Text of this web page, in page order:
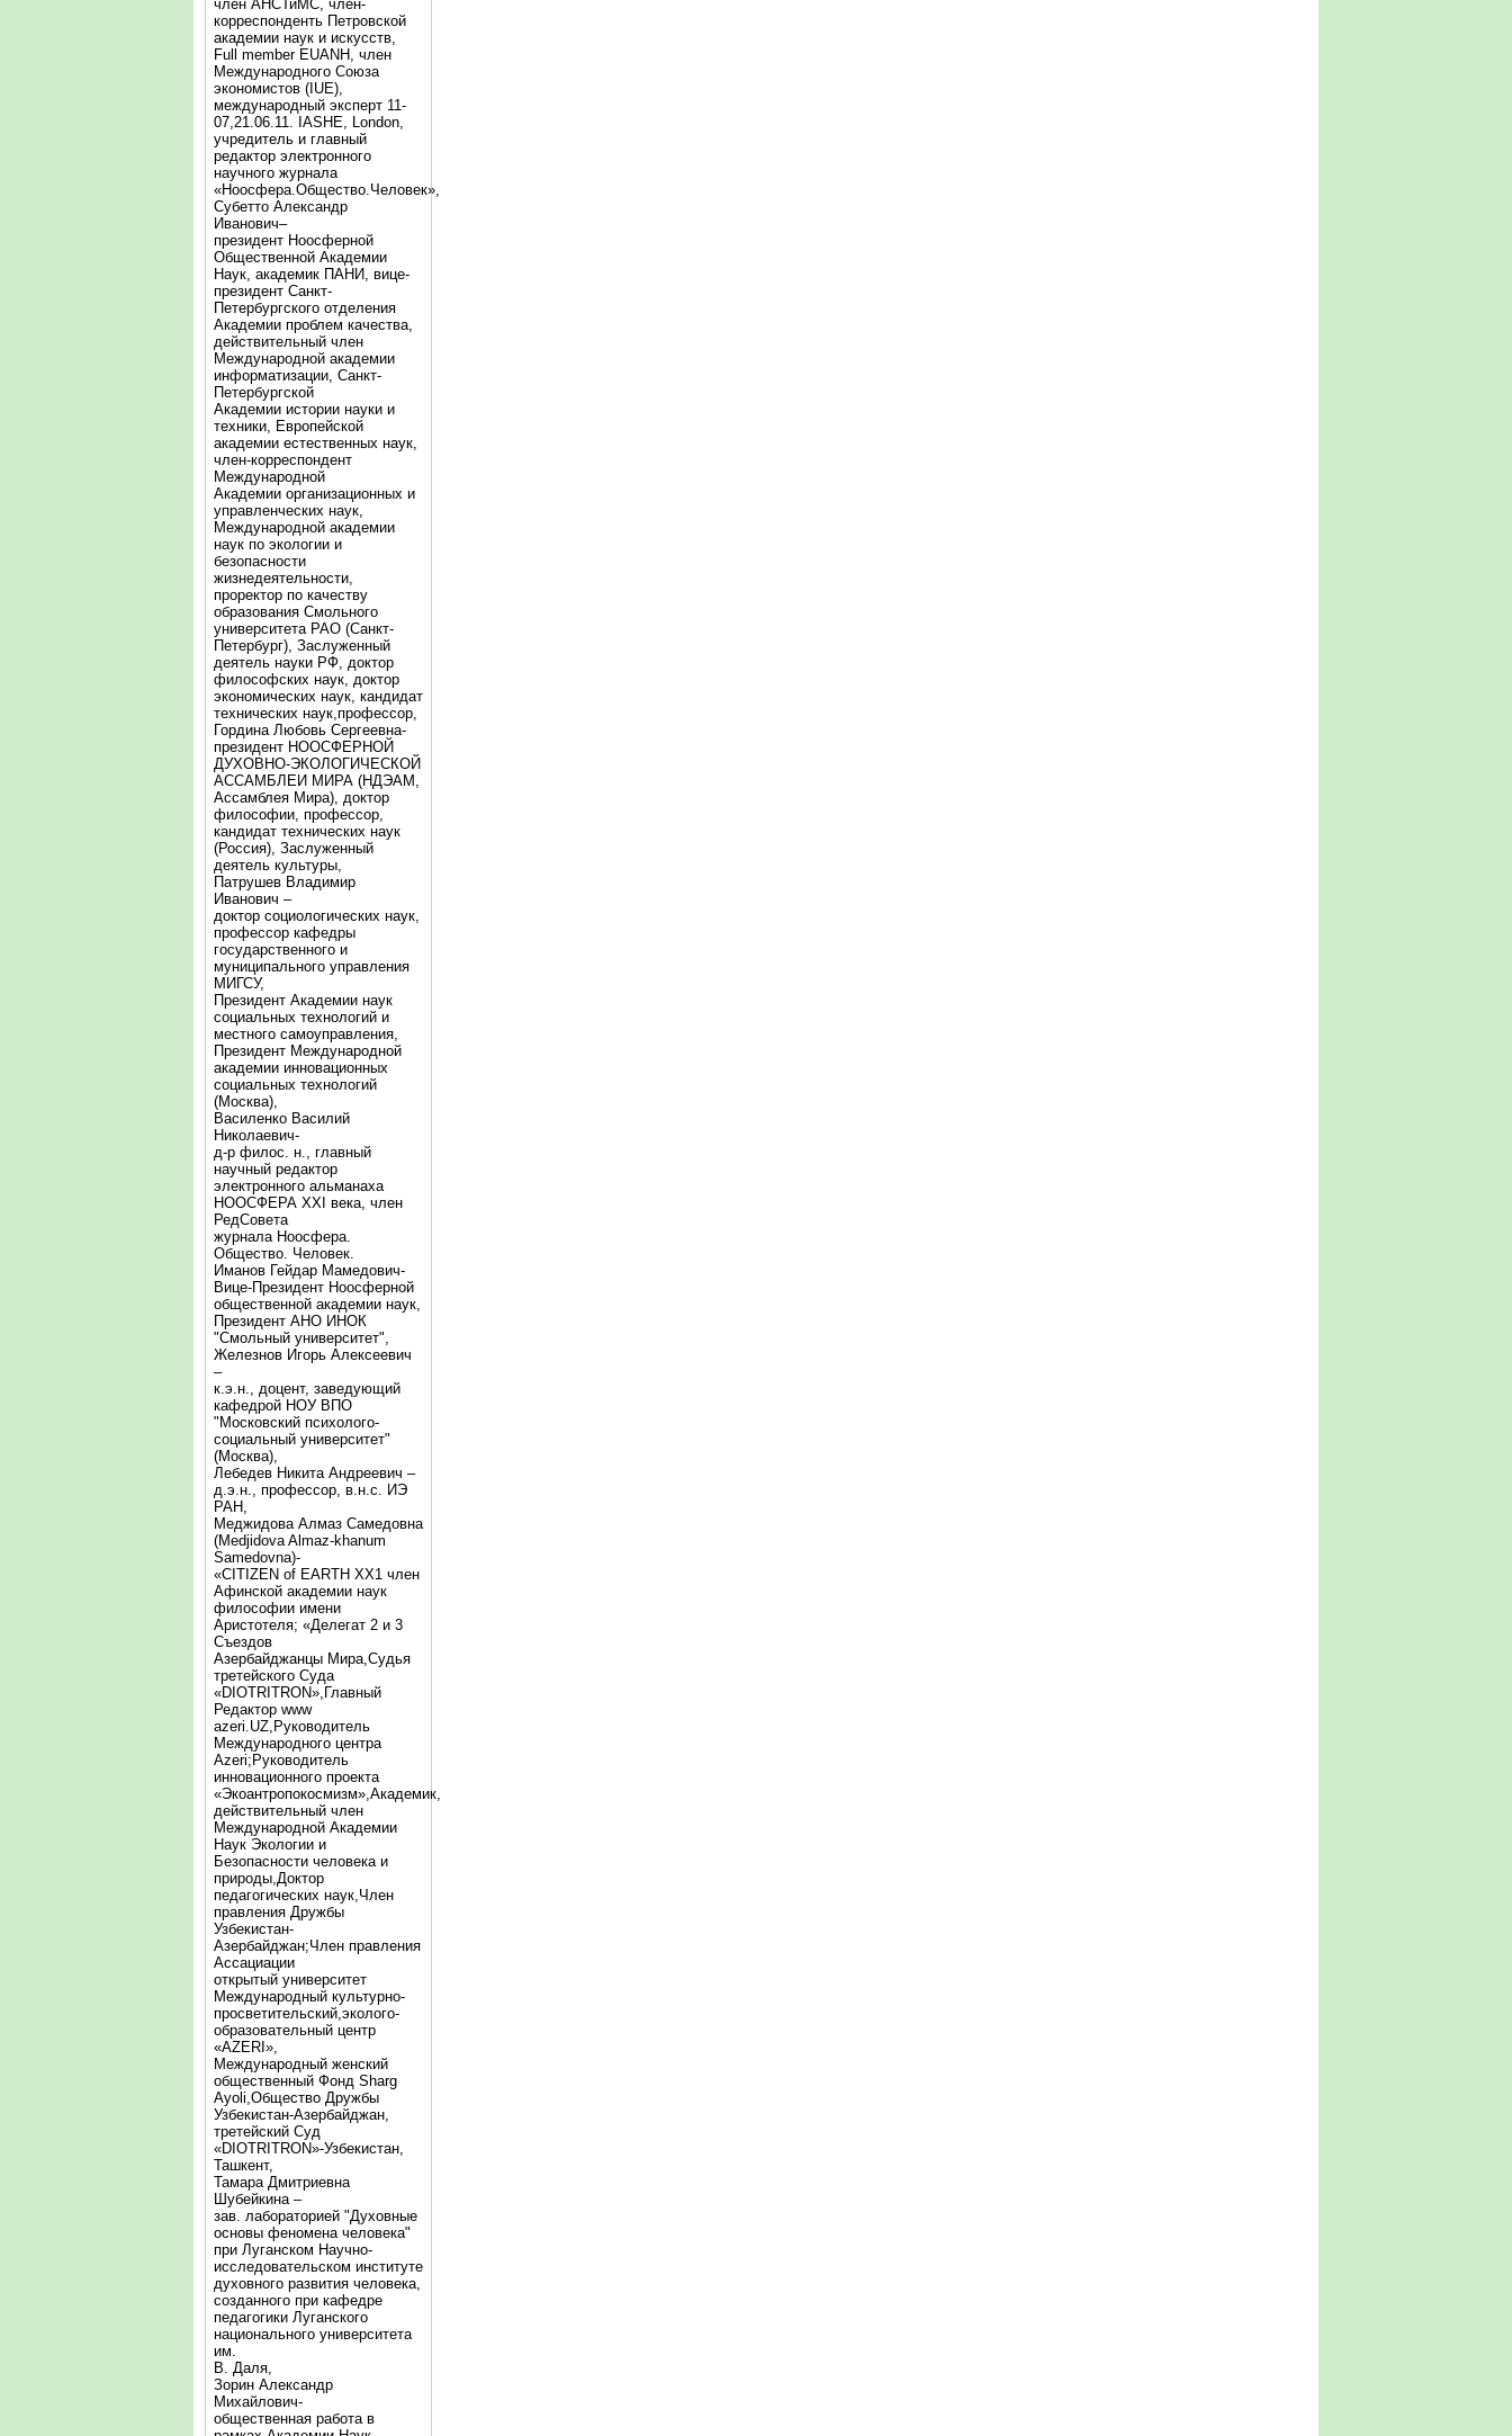
член АНСТиМС, член-
корреспонденть Петровской
академии наук и искусств,
Full member EUANH, член
Международного Союза
экономистов (IUE),
международный эксперт 11-
07,21.06.11. IASHE, London,
учредитель и главный
редактор электронного
научного журнала
«Ноосфера.Общество.Человек»,
Субетто Александр
Иванович–
президент Ноосферной
Общественной Академии
Наук, академик ПАНИ, вице-
президент Санкт-
Петербургского отделения
Академии проблем качества,
действительный член
Международной академии
информатизации, Санкт-
Петербургской
Академии истории науки и
техники, Европейской
академии естественных наук,
член-корреспондент
Международной
Академии организационных и
управленческих наук,
Международной академии
наук по экологии и
безопасности
жизнедеятельности,
проректор по качеству
образования Смольного
университета РАО (Санкт-
Петербург), Заслуженный
деятель науки РФ, доктор
философских наук, доктор
экономических наук, кандидат
технических наук,профессор,
Гордина Любовь Сергеевна-
президент НООСФЕРНОЙ
ДУХОВНО-ЭКОЛОГИЧЕСКОЙ
АССАМБЛЕИ МИРА (НДЭАМ,
Ассамблея Мира), доктор
философии, профессор,
кандидат технических наук
(Россия), Заслуженный
деятель культуры,
Патрушев Владимир
Иванович –
доктор социологических наук,
профессор кафедры
государственного и
муниципального управления
МИГСУ,
Президент Академии наук
социальных технологий и
местного самоуправления,
Президент Международной
академии инновационных
социальных технологий
(Москва),
Василенко Василий
Николаевич-
д-р филос. н., главный
научный редактор
электронного альманаха
НООСФЕРА XXI века, член
РедСовета
журнала Ноосфера.
Общество. Человек.
Иманов Гейдар Мамедович-
Вице-Президент Ноосферной
общественной академии наук,
Президент АНО ИНОК
"Смольный университет",
Железнов Игорь Алексеевич
–
к.э.н., доцент, заведующий
кафедрой НОУ ВПО
"Московский психолого-
социальный университет"
(Москва),
Лебедев Никита Андреевич –
д.э.н., профессор, в.н.с. ИЭ
РАН,
Меджидова Алмаз Самедовна
(Medjidova Almaz-khanum
Samedovna)-
«CITIZEN of EARTH XX1 член
Афинской академии наук
философии имени
Аристотеля; «Делегат 2 и 3
Съездов
Азербайджанцы Мира,Судья
третейского Суда
«DIOTRITRON»,Главный
Редактор www
azeri.UZ,Руководитель
Международного центра
Аzeri;Руководитель
инновационного проекта
«Экоантропокосмизм»,Академик,
действительный член
Международной Академии
Наук Экологии и
Безопасности человека и
природы,Доктор
педагогических наук,Член
правления Дружбы
Узбекистан-
Азербайджан;Член правления
Ассациации
открытый университет
Международный культурно-
просветительский,эколого-
образовательный центр
«AZERI»,
Mеждународный женский
общественный Фонд Sharg
Аyoli,Общество Дружбы
Узбекистан-Азербайджан,
третейский Суд
«DIOTRITRON»-Узбекистан,
Ташкент,
Тамара Дмитриевна
Шубейкина –
зав. лабораторией "Духовные
основы феномена человека"
при Луганском Научно-
исследовательском институте
духовного развития человека,
созданного при кафедре
педагогики Луганского
национального университета
им.
В. Даля,
Зорин Александр
Михайлович-
общественная работа в